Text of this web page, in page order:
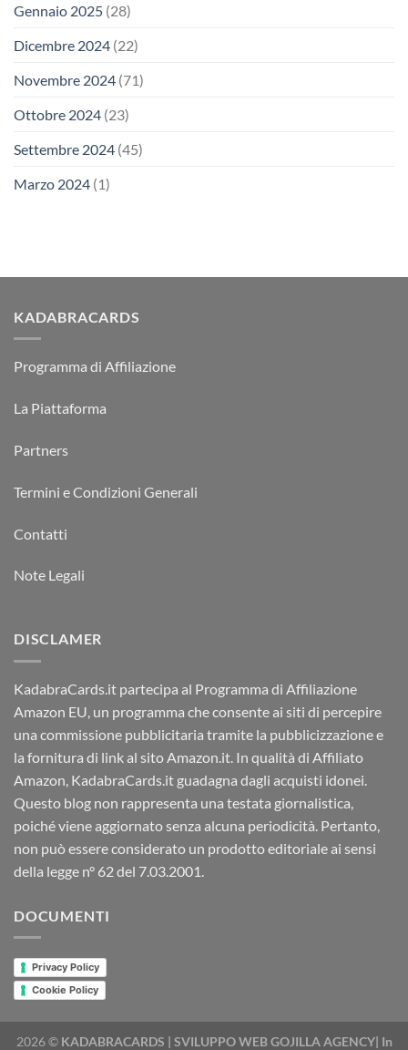
Gennaio 2025 (28)
Dicembre 2024 (22)
Novembre 2024 (71)
Ottobre 2024 (23)
Settembre 2024 (45)
Marzo 2024 (1)
KADABRACARDS
Programma di Affiliazione
La Piattaforma
Partners
Termini e Condizioni Generali
Contatti
Note Legali
DISCLAMER
KadabraCards.it partecipa al Programma di Affiliazione
Amazon EU, un programma che consente ai siti di percepire
una commissione pubblicitaria tramite la pubblicizzazione e
la fornitura di link al sito Amazon.it. In qualità di Affiliato
Amazon, KadabraCards.it guadagna dagli acquisti idonei.
Questo blog non rappresenta una testata giornalistica,
poiché viene aggiornato senza alcuna periodicità. Pertanto,
non può essere considerato un prodotto editoriale ai sensi
della legge n° 62 del 7.03.2001.
DOCUMENTI
Privacy Policy
Cookie Policy
2026 © KADABRACARDS | SVILUPPO WEB GOJILLA AGENCY| In